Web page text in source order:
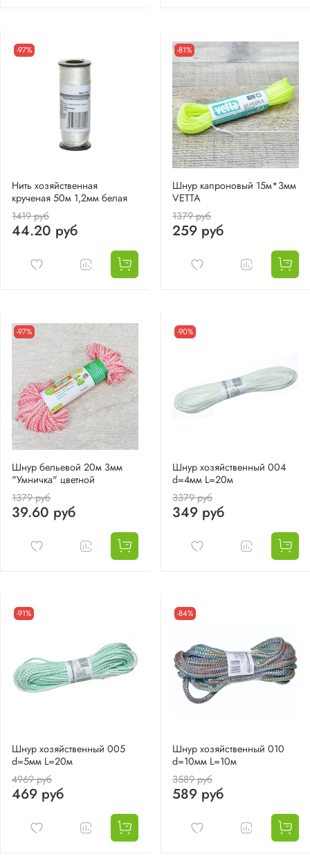
-97%
Нить хозяйственная
крученая 50м 1,2мм белая
1419 руб
44.20 руб
-81%
Шнур капроновый 15м*3мм
VETTA
1379 руб
259 руб
-97%
Шнур бельевой 20м 3мм
"Умничка" цветной
1379 руб
39.60 руб
-90%
Шнур хозяйственный 004
d=4мм L=20м
3379 руб
349 руб
-91%
Шнур хозяйственный 005
d=5мм L=20м
4969 руб
469 руб
-84%
Шнур хозяйственный 010
d=10мм L=10м
3589 руб
589 руб